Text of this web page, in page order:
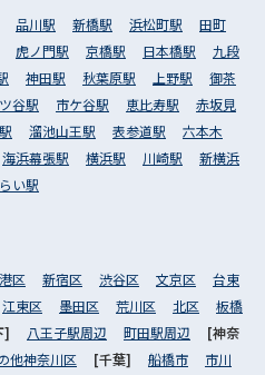
品川駅 新橋駅 浜松町駅
田町
虎ノ門駅 京橋駅 日本橋駅
九段
神田駅 秋葉原駅 上野駅
御茶
谷駅 市ケ谷駅 恵比寿駅
赤坂見
溜池山王駅 表参道駅
六本木
海浜幕張駅 横浜駅 川崎駅
新横浜
い駅
港区 新宿区 渋谷区 文京区
台東
江東区 墨田区 荒川区 北区
板橋
] 八王子駅周辺 町田駅周辺
[神奈
他神奈川区 [千葉] 船橋市 市川